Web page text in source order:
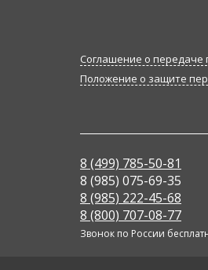
Соглашение о
Положение о защите
8 (499) 785-50-81
8 (985) 075-69-35
8 (985) 222-45-68
8 (800) 707-08-77
Звонок по России